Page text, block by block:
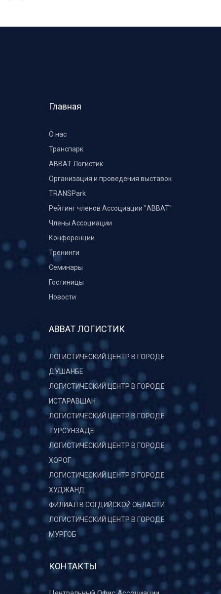
Главная
О нас
Транспарк
ABBAT Логистик
Организация и проведения выставок
TRANSPark
Рейтинг членов Ассоциации "АВВАТ"
Члены Ассоциации
Конференции
Тренинги
Семинары
Гостиницы
Новости
АВВАТ ЛОГИСТИК
ЛОГИСТИЧЕСКИЙ ЦЕНТР В ГОРОДЕ
ДУШАНБЕ
ЛОГИСТИЧЕСКИЙ ЦЕНТР В ГОРОДЕ
ИСТАРАВШАН
ЛОГИСТИЧЕСКИЙ ЦЕНТР В ГОРОДЕ
ТУРСУНЗАДЕ
ЛОГИСТИЧЕСКИЙ ЦЕНТР В ГОРОДЕ
ХОРОГ
ЛОГИСТИЧЕСКИЙ ЦЕНТР В ГОРОДЕ
ХУДЖАНД
ФИЛИАЛ В СОГДИЙСКОЙ ОБЛАСТИ
ЛОГИСТИЧЕСКИЙ ЦЕНТР В ГОРОДЕ
МУРГОБ
КОНТАКТЫ